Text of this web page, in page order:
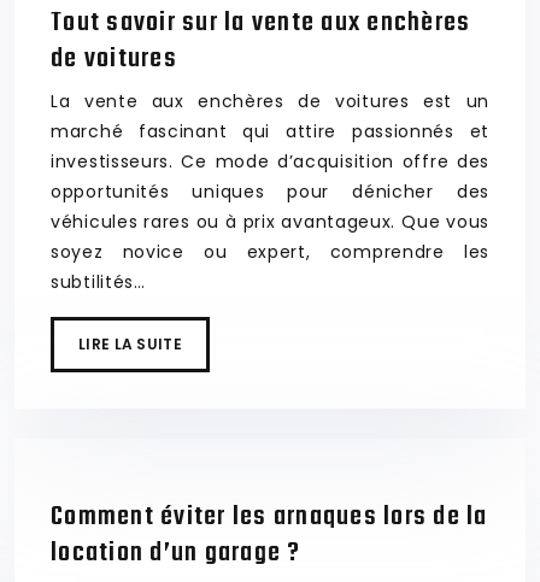
Tout savoir sur la vente aux enchères
de voitures
La vente aux enchères de voitures est un
marché fascinant qui attire passionnés et
investisseurs. Ce mode d’acquisition offre des
opportunités uniques pour dénicher des
véhicules rares ou à prix avantageux. Que vous
soyez novice ou expert, comprendre les
subtilités…
LIRE LA SUITE
Comment éviter les arnaques lors de la
location d’un garage ?